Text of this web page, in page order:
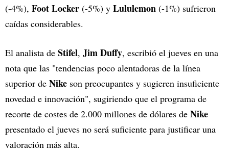
(-4%), Foot Locker (-5%) y Lululemon (-1%) sufrieron
caídas considerables.
El analista de Stifel, Jim Duffy, escribió el jueves en una
nota que las "tendencias poco alentadoras de la línea
superior de Nike son preocupantes y sugieren insuficiente
novedad e innovación", sugiriendo que el programa de
recorte de costes de 2.000 millones de dólares de Nike
presentado el jueves no será suficiente para justificar una
valoración más alta.